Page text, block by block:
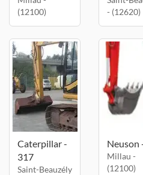
(12100)
- (12620)
Caterpillar -
317
Saint-Beauzély
Neuson
Millau -
(12100)